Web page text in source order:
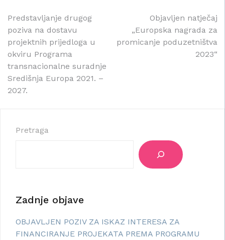
Navigacija
objava
Predstavljanje drugog
poziva na dostavu
projektnih prijedloga u
okviru Programa
transnacionalne suradnje
Središnja Europa 2021. –
2027.
Objavljen natječaj
„Europska nagrada za
promicanje poduzetništva
2023“
Pretraga
Zadnje objave
OBJAVLJEN POZIV ZA ISKAZ INTERESA ZA
FINANCIRANJE PROJEKATA PREMA PROGRAMU